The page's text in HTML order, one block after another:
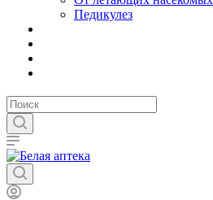
Педикулез